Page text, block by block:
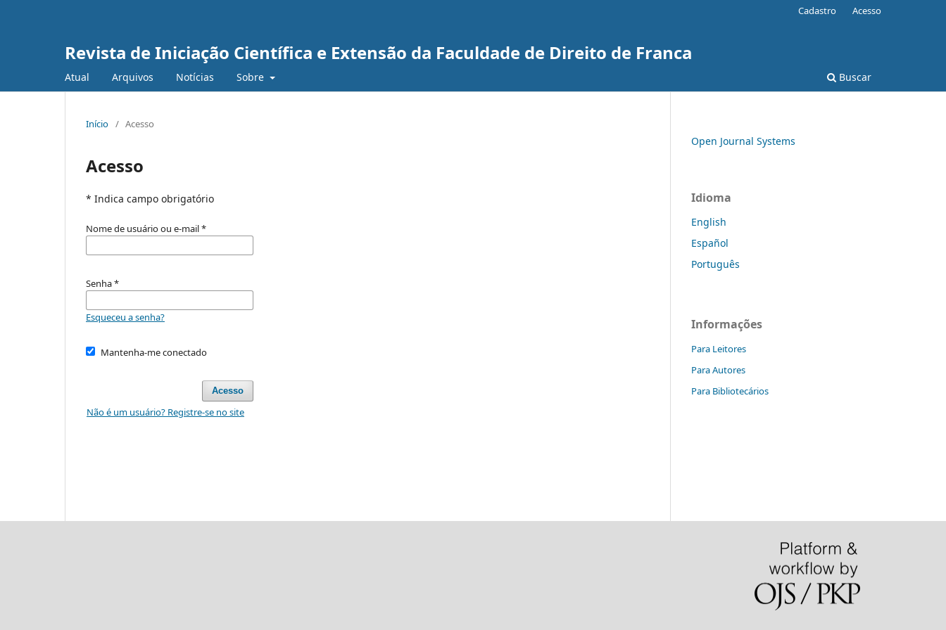
Revista de Iniciação Científica e Extensão da Faculdade de Direito de Franca
Atual Arquivos Notícias Sobre Buscar
Cadastro Acesso
Início / Acesso
Acesso
* Indica campo obrigatório
Nome de usuário ou e-mail*
Senha*
Esqueceu a senha?
Mantenha-me conectado
Acesso
Não é um usuário? Registre-se no site
Open Journal Systems
Idioma
English
Español
Português
Informações
Para Leitores
Para Autores
Para Bibliotecários